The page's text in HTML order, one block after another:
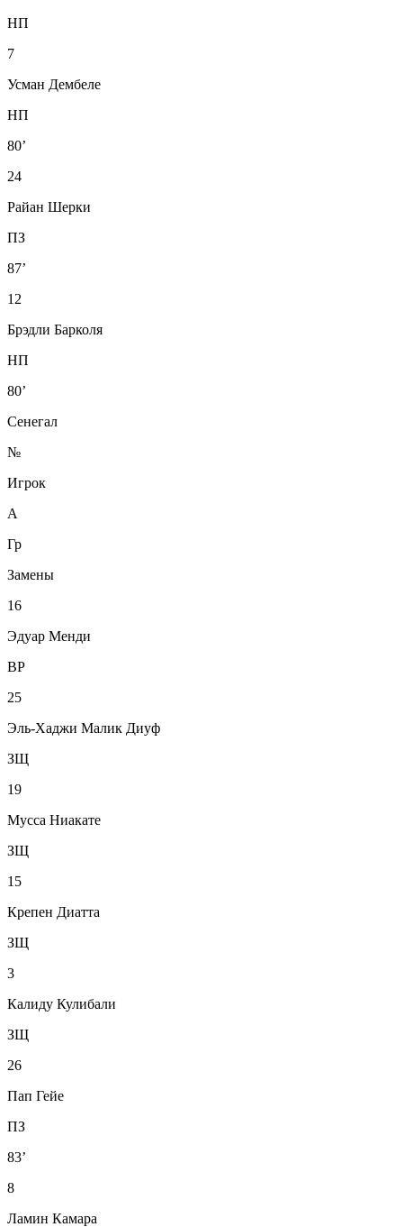
НП
7
Усман Дембеле
НП
80’
24
Райан Шерки
ПЗ
87’
12
Брэдли Барколя
НП
80’
Сенегал
№
Игрок
А
Гр
Замены
16
Эдуар Менди
ВР
25
Эль-Хаджи Малик Диуф
ЗЩ
19
Мусса Ниакате
ЗЩ
15
Крепен Диатта
ЗЩ
3
Калиду Кулибали
ЗЩ
26
Пап Гейе
ПЗ
83’
8
Ламин Камара